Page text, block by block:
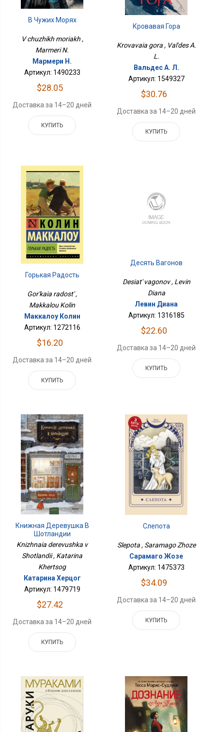
В Чужих Морях
V chuzhikh moriakh ,
Marmeri N.
Мармери Н.
Артикул: 1490233
$28.05
Доставка за 14–20 дней
КУПИТЬ
Кровавая Гора
Krovavaia gora , Val'des A.
L.
Вальдес А. Л.
Артикул: 1549327
$30.76
Доставка за 14–20 дней
КУПИТЬ
Горькая Радость
Gor'kaia radost' ,
Makkalou Kolin
Маккалоу Колин
Артикул: 1272116
$16.20
Доставка за 14–20 дней
КУПИТЬ
Десять Вагонов
Desiat' vagonov , Levin
Diana
Левин Диана
Артикул: 1316185
$22.60
Доставка за 14–20 дней
КУПИТЬ
Книжная Деревушка В
Шотландии
Knizhnaia derevushka v
Shotlandii , Katarina
Khertsog
Катарина Херцог
Артикул: 1479719
$27.42
Доставка за 14–20 дней
КУПИТЬ
Слепота
Slepota , Saramago Zhoze
Сарамаго Жозе
Артикул: 1475373
$34.09
Доставка за 14–20 дней
КУПИТЬ